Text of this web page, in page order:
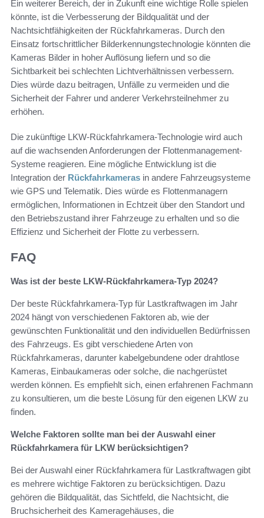
Ein weiterer Bereich, der in Zukunft eine wichtige Rolle spielen
könnte, ist die Verbesserung der Bildqualität und der
Nachtsichtfähigkeiten der Rückfahrkameras. Durch den
Einsatz fortschrittlicher Bilderkennungstechnologie könnten die
Kameras Bilder in hoher Auflösung liefern und so die
Sichtbarkeit bei schlechten Lichtverhältnissen verbessern.
Dies würde dazu beitragen, Unfälle zu vermeiden und die
Sicherheit der Fahrer und anderer Verkehrsteilnehmer zu
erhöhen.
Die zukünftige LKW-Rückfahrkamera-Technologie wird auch
auf die wachsenden Anforderungen der Flottenmanagement-
Systeme reagieren. Eine mögliche Entwicklung ist die
Integration der Rückfahrkameras in andere Fahrzeugsysteme
wie GPS und Telematik. Dies würde es Flottenmanagern
ermöglichen, Informationen in Echtzeit über den Standort und
den Betriebszustand ihrer Fahrzeuge zu erhalten und so die
Effizienz und Sicherheit der Flotte zu verbessern.
FAQ
Was ist der beste LKW-Rückfahrkamera-Typ 2024?
Der beste Rückfahrkamera-Typ für Lastkraftwagen im Jahr
2024 hängt von verschiedenen Faktoren ab, wie der
gewünschten Funktionalität und den individuellen Bedürfnissen
des Fahrzeugs. Es gibt verschiedene Arten von
Rückfahrkameras, darunter kabelgebundene oder drahtlose
Kameras, Einbaukameras oder solche, die nachgerüstet
werden können. Es empfiehlt sich, einen erfahrenen Fachmann
zu konsultieren, um die beste Lösung für den eigenen LKW zu
finden.
Welche Faktoren sollte man bei der Auswahl einer
Rückfahrkamera für LKW berücksichtigen?
Bei der Auswahl einer Rückfahrkamera für Lastkraftwagen gibt
es mehrere wichtige Faktoren zu berücksichtigen. Dazu
gehören die Bildqualität, das Sichtfeld, die Nachtsicht, die
Bruchsicherheit des Kameragehäuses, die